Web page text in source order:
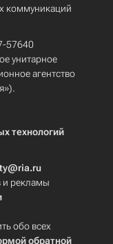
коммуникаций
57640
унитарное
агентство
технологий
и рекламы
обо всех
обратной